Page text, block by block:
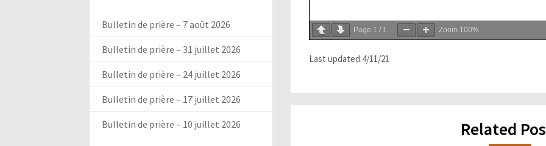
Page 1 / 1 Zoom 100%
Last updated:4/11/21
Related
Bulletin de prière – 7 août 2026
Bulletin de prière – 31 juillet 2026
Bulletin de prière – 24 juillet 2026
Bulletin de prière – 17 juillet 2026
Bulletin de prière – 10 juillet 2026